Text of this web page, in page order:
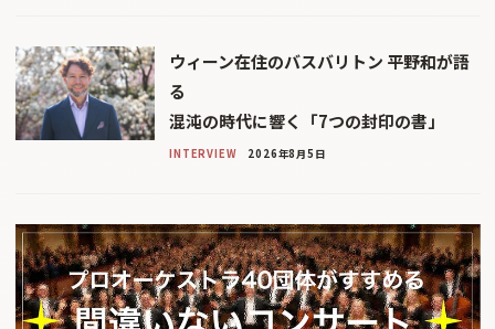
ウィーン在住のバスバリトン 平野和が語
る
混沌の時代に響く「7つの封印の書」
INTERVIEW 2026年8月5日